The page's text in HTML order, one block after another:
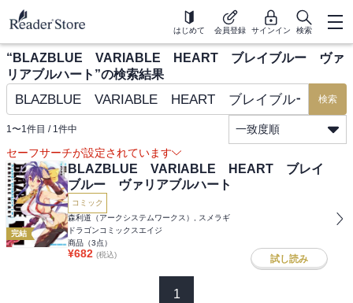
はじめて 会員登録 サインイン 検索
“ BLAZBLUE VARIABLE HEART ブレイブルー ヴァ
リアブルハート ”の検索結果
検索
1〜1件目 / 1件中
一致度順
セーフサーチが設定されています
完結
BLAZBLUE VARIABLE HEART ブレイ
ブルー ヴァリアブルハート
コミック
森利道（アークシステムワークス）, スメラギ
ドラゴンコミックスエイジ
商品（3点）
¥682 (税込) 試し読み
1